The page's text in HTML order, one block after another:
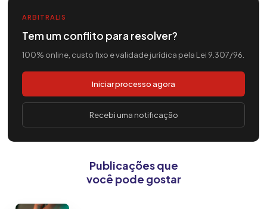
ARBITRALIS
Tem um conflito para resolver?
100% online, custo fixo e validade jurídica pela Lei 9.307/96.
Iniciar processo agora
Recebi uma notificação
Publicações que
você pode gostar